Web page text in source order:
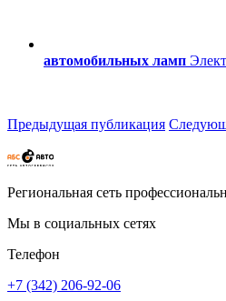
автомобильных ламп
Предыдущая публикация
Региональная сеть
Мы в социальных сетях
Телефон
+7 (342) 206-92-06